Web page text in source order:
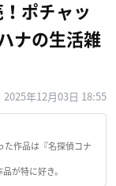
ポチャッ
ナの生活雑
2025年12月03日 18:55
た作品は『名探偵コナ
が特に好き。